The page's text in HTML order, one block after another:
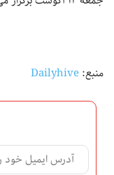
منبع:Dailyhive